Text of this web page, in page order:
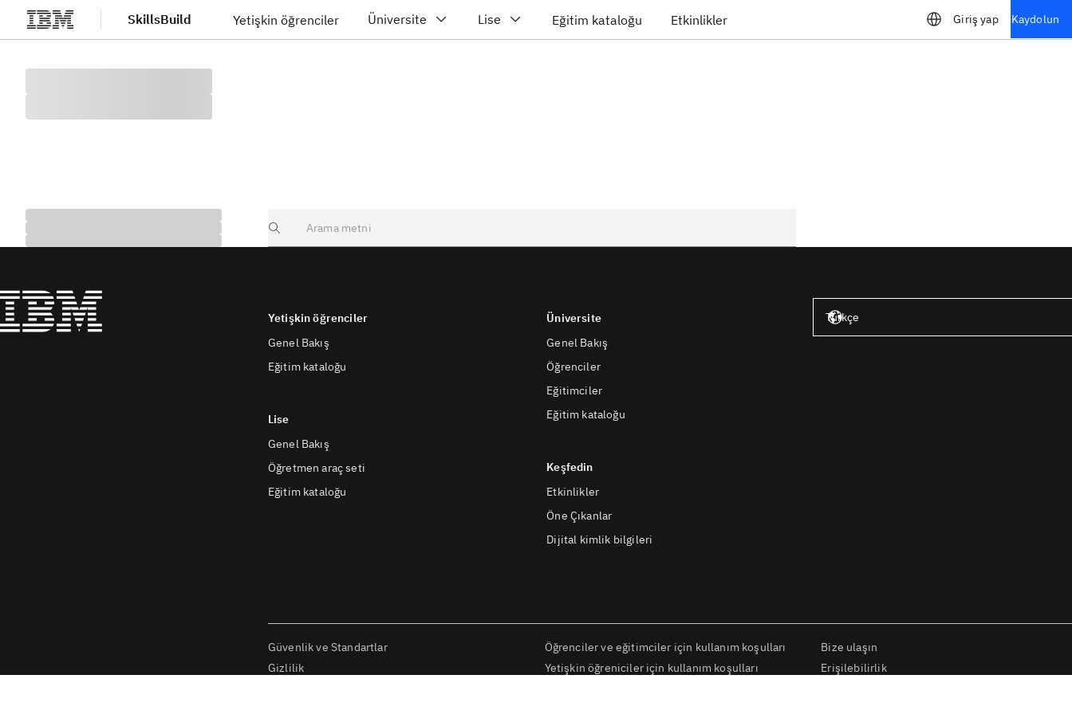
Ana içeriğe atla SkillsBuild Yetişkin öğrenciler Üniversite Lise Eğitim kataloğu Etkinlikler Giriş yap Kaydolun
Search
Yetişkin öğrenciler
Genel Bakış
Eğitim kataloğu
Lise
Genel Bakış
Öğretmen araç seti
Eğitim kataloğu
Üniversite
Genel Bakış
Öğrenciler
Eğitimciler
Eğitim kataloğu
Keşfedin
Etkinlikler
Öne Çıkanlar
Dijital kimlik bilgileri
Türkçe
Güvenlik ve Standartlar
Gizlilik
Öğrenciler ve eğitimciler için kullanım koşulları
Yetişkin öğreniciler için kullanım koşulları
Bize ulaşın
Erişilebilirlik